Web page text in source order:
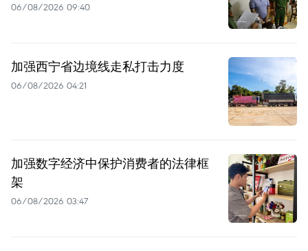
06/08/2026 09:40
加强西宁省边境线走私打击力度
06/08/2026 04:21
加强数字经济中保护消费者的法律框
架
06/08/2026 03:47